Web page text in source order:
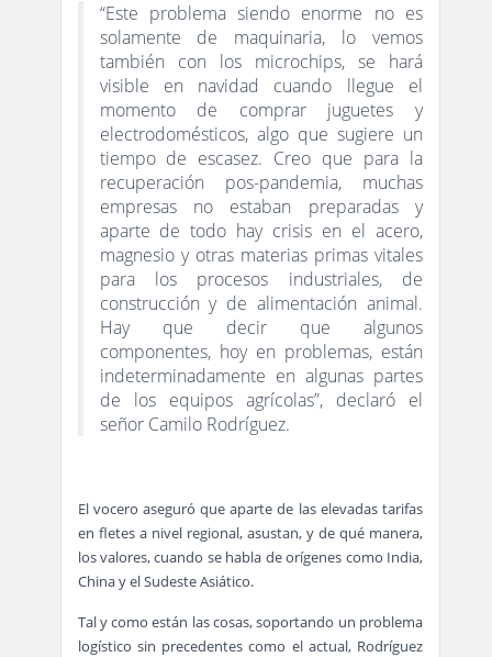
“Este problema siendo enorme no es
solamente de maquinaria, lo vemos
también con los microchips, se hará
visible en navidad cuando llegue el
momento de comprar juguetes y
electrodomésticos, algo que sugiere un
tiempo de escasez. Creo que para la
recuperación pos-pandemia, muchas
empresas no estaban preparadas y
aparte de todo hay crisis en el acero,
magnesio y otras materias primas vitales
para los procesos industriales, de
construcción y de alimentación animal.
Hay que decir que algunos
componentes, hoy en problemas, están
indeterminadamente en algunas partes
de los equipos agrícolas”, declaró el
señor Camilo Rodríguez.
El vocero aseguró que aparte de las elevadas tarifas
en fletes a nivel regional, asustan, y de qué manera,
los valores, cuando se habla de orígenes como India,
China y el Sudeste Asiático.
Tal y como están las cosas, soportando un problema
logístico sin precedentes como el actual, Rodríguez